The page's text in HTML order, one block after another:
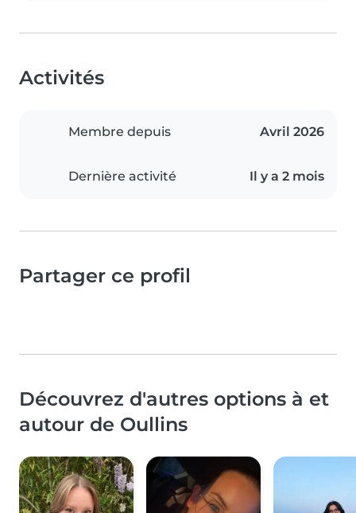
Activités
Membre depuis Avril 2026
Dernière activité Il y a 2 mois
Partager ce profil
Découvrez d'autres options à et
autour de Oullins